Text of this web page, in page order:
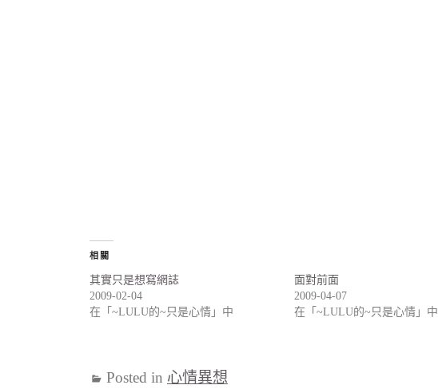
相關
其實只是想寫網誌
2009-02-04
在「~LULU的~只是心情」中
面對前面
2009-04-07
在「~LULU的~只是心情」中
Posted in 心情異想